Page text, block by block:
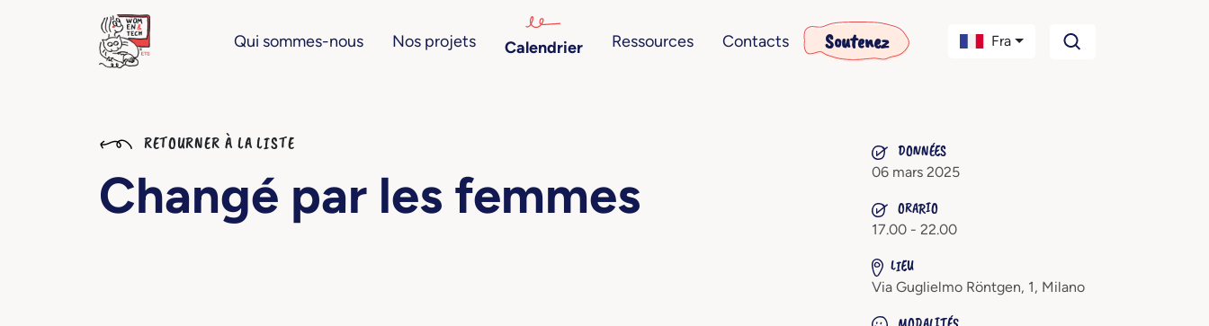
Qui sommes-nous Nos projets Calendrier Ressources Contacts Soutenez Fra
RETOURNER À LA LISTE
Changé par les femmes
DONNÉES
06 mars 2025
ORARIO
17.00 - 22.00
LIEU
Via Guglielmo Röntgen, 1, Milano